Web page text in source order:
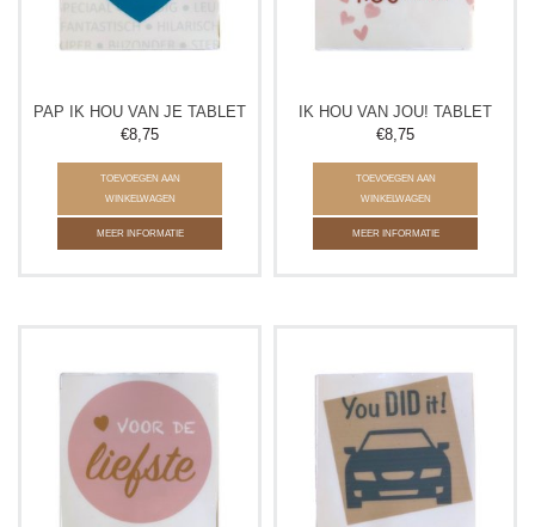
PAP IK HOU VAN JE TABLET
€8,75
TOEVOEGEN AAN
WINKELWAGEN
MEER INFORMATIE
IK HOU VAN JOU! TABLET
€8,75
TOEVOEGEN AAN
WINKELWAGEN
MEER INFORMATIE